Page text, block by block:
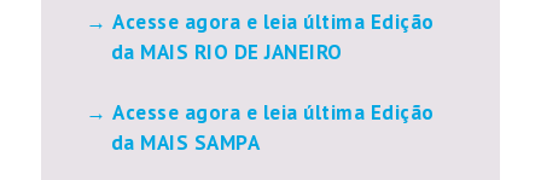
Acesse agora e leia última Edição
da MAIS RIO DE JANEIRO
Acesse agora e leia última Edição
da MAIS SAMPA